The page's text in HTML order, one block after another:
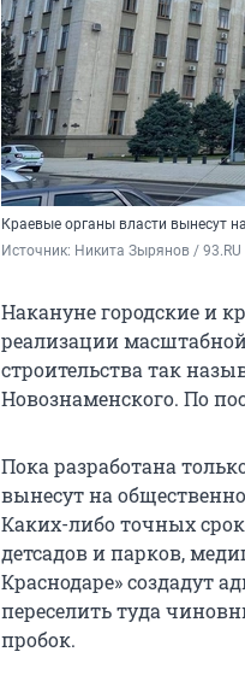
Краевые органы власти вынесут
Источник: Никита Зырянов / 93.RU
Накануне городские и
реализации
строительства так
Новознаменского. По
Пока разработана
вынесут на
Каких-либо точных
детсадов и парков,
Краснодаре» создадут
переселить туда
пробок.